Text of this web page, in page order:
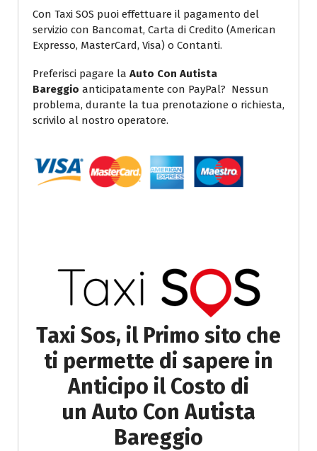
Con Taxi SOS puoi effettuare il pagamento del
servizio con Bancomat, Carta di Credito (American
Expresso, MasterCard, Visa) o Contanti.
Preferisci pagare la Auto Con Autista
Bareggio anticipatamente con PayPal? Nessun
problema, durante la tua prenotazione o richiesta,
scrivilo al nostro operatore.
Taxi Sos, il Primo sito che
ti permette di sapere in
Anticipo il Costo di
un Auto Con Autista
Bareggio